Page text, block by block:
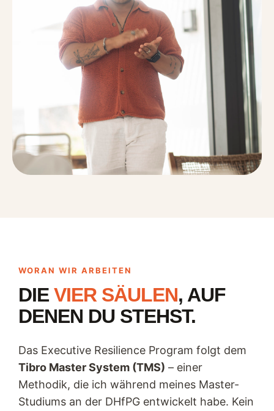
WORAN WIR ARBEITEN
DIE VIER SÄULEN, AUF
DENEN DU STEHST.
Das Executive Resilience Program folgt dem
Tibro Master System (TMS) – einer
Methodik, die ich während meines Master-
Studiums an der DHfPG entwickelt habe. Kein